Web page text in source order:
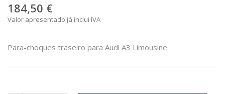
184,50 €
Valor apresentado já inclui IVA
Para-choques traseiro para Audi A3 Limousine